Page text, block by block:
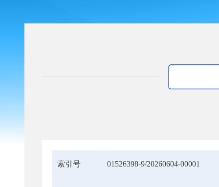
索引号 01526398-9/20260604-00001